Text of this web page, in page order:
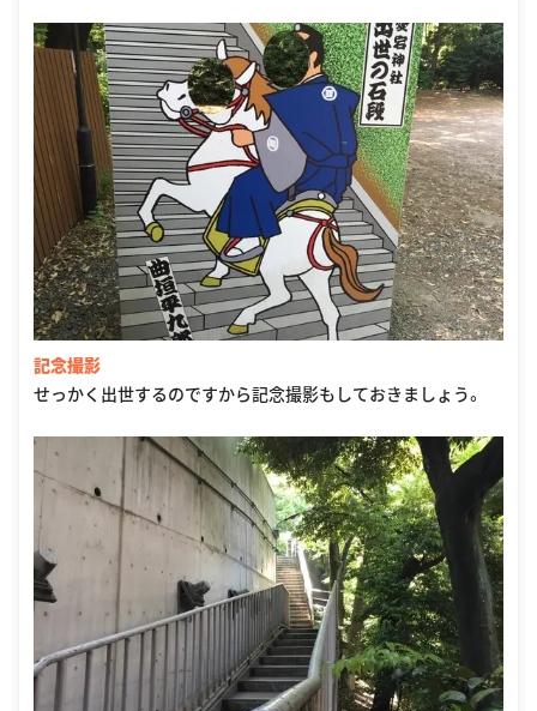
記念撮影
せっかく出世するのですから記念撮影もしておきましょう。